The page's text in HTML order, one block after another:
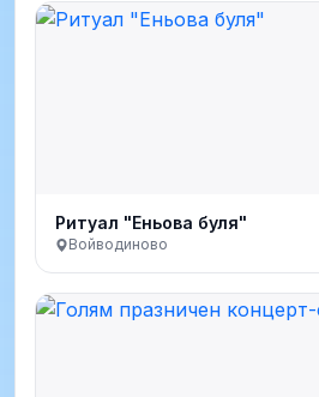
Ритуал "Еньова буля"
Войводиново